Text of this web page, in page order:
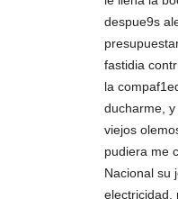
despue9s
fastidia
la
ducharme,
viejos
pudiera me
Nacional su
electricidad,